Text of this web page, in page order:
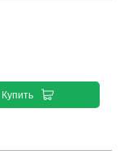
Купить